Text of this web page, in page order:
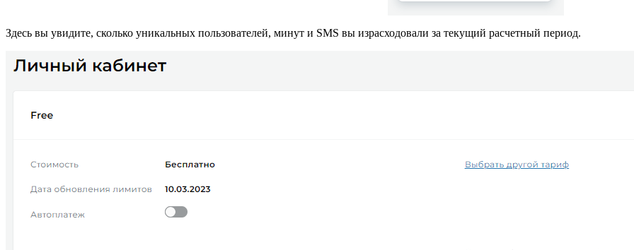
Здесь вы увидите, сколько уникальных пользователей, минут и SMS вы израсходовали за текущий расчетный период.